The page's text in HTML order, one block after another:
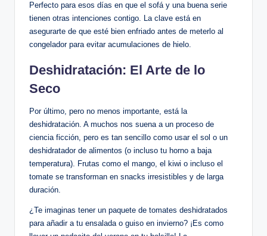
Perfecto para esos días en que el sofá y una buena serie
tienen otras intenciones contigo. La clave está en
asegurarte de que esté bien enfriado antes de meterlo al
congelador para evitar acumulaciones de hielo.
Deshidratación: El Arte de lo
Seco
Por último, pero no menos importante, está la
deshidratación. A muchos nos suena a un proceso de
ciencia ficción, pero es tan sencillo como usar el sol o un
deshidratador de alimentos (o incluso tu horno a baja
temperatura). Frutas como el mango, el kiwi o incluso el
tomate se transforman en snacks irresistibles y de larga
duración.
¿Te imaginas tener un paquete de tomates deshidratados
para añadir a tu ensalada o guiso en invierno? ¡Es como